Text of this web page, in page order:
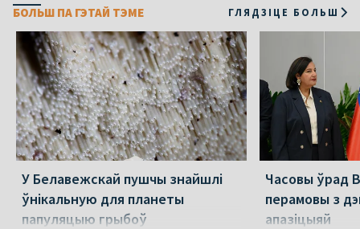
БОЛЬШ ПА ГЭТАЙ ТЭМЕ ГЛЯДЗІЦЕ БОЛЬШ
У Белавежскай пушчы знайшлі
ўнікальную для планеты
папуляцыю грыбоў
Часовы ўрад
перамовы з
апазіцыяй